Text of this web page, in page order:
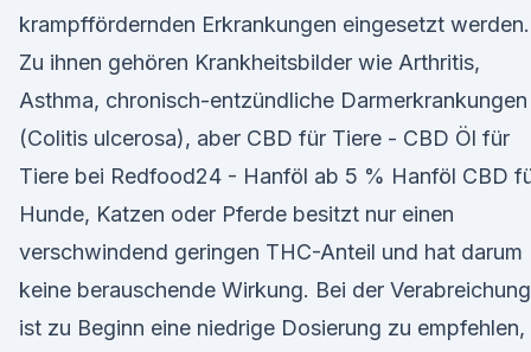
krampffördernden Erkrankungen eingesetzt werden.
Zu ihnen gehören Krankheitsbilder wie Arthritis,
Asthma, chronisch-entzündliche Darmerkrankungen
(Colitis ulcerosa), aber CBD für Tiere - CBD Öl für
Tiere bei Redfood24 - Hanföl ab 5 % Hanföl CBD
Hunde, Katzen oder Pferde besitzt nur einen
verschwindend geringen THC-Anteil und hat darum
keine berauschende Wirkung. Bei der Verabreichung
ist zu Beginn eine niedrige Dosierung zu empfehlen,